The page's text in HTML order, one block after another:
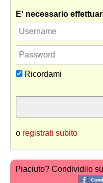
E' necessario
Ricordami
o registrati subito
Piaciuto? Condividilo